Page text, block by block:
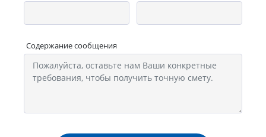
Содержание сообщения